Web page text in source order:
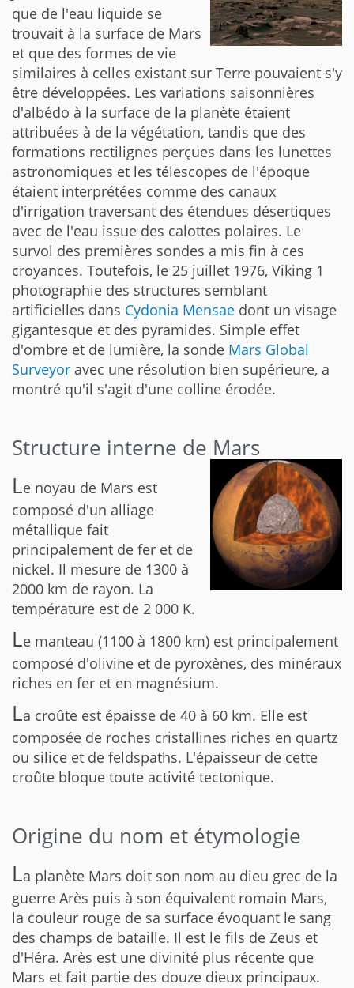
que de l'eau liquide se
trouvait à la surface de Mars
et que des formes de vie
similaires à celles existant sur Terre pouvaient s'y
être développées. Les variations saisonnières
d'albédo à la surface de la planète étaient
attribuées à de la végétation, tandis que des
formations rectilignes perçues dans les lunettes
astronomiques et les télescopes de l'époque
étaient interprétées comme des canaux
d'irrigation traversant des étendues désertiques
avec de l'eau issue des calottes polaires. Le
survol des premières sondes a mis fin à ces
croyances. Toutefois, le 25 juillet 1976, Viking 1
photographie des structures semblant
artificielles dans Cydonia Mensae dont un visage
gigantesque et des pyramides. Simple effet
d'ombre et de lumière, la sonde Mars Global
Surveyor avec une résolution bien supérieure, a
montré qu'il s'agit d'une colline érodée.
Structure interne de Mars
Le noyau de Mars est
composé d'un alliage
métallique fait
principalement de fer et de
nickel. Il mesure de 1300 à
2000 km de rayon. La
température est de 2 000 K.
Le manteau (1100 à 1800 km) est principalement
composé d'olivine et de pyroxènes, des minéraux
riches en fer et en magnésium.
La croûte est épaisse de 40 à 60 km. Elle est
composée de roches cristallines riches en quartz
ou silice et de feldspaths. L'épaisseur de cette
croûte bloque toute activité tectonique.
Origine du nom et étymologie
La planète Mars doit son nom au dieu grec de la
guerre Arès puis à son équivalent romain Mars,
la couleur rouge de sa surface évoquant le sang
des champs de bataille. Il est le fils de Zeus et
d'Héra. Arès est une divinité plus récente que
Mars et fait partie des douze dieux principaux.